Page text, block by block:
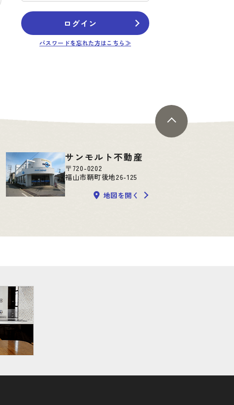
町②号棟 福山市＊＊＊＊
****万円
ログイン
パスワードを忘れた方はこちら≫
サンモルト不動産
〒720-0202
福山市鞆町後地26-125
地図を開く